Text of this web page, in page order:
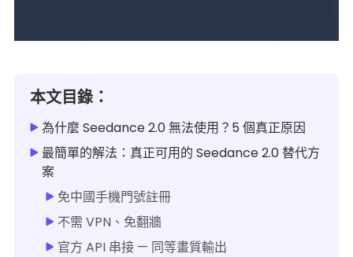
本文目錄：
為什麼 Seedance 2.0 無法使用？5 個真正原因
最簡單的解法：真正可用的 Seedance 2.0 替代方
案
免中國手機門號註冊
不需 VPN、免翻牆
官方 API 串接 — 同等畫質輸出